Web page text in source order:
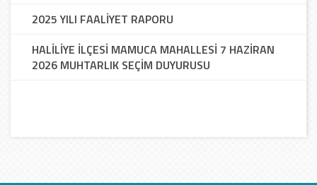
2025 YILI FAALİYET RAPORU
HALİLİYE İLÇESİ MAMUCA MAHALLESİ 7 HAZİRAN
2026 MUHTARLIK SEÇİM DUYURUSU